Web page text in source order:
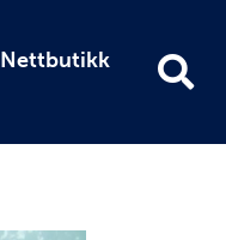
Nettbutikk